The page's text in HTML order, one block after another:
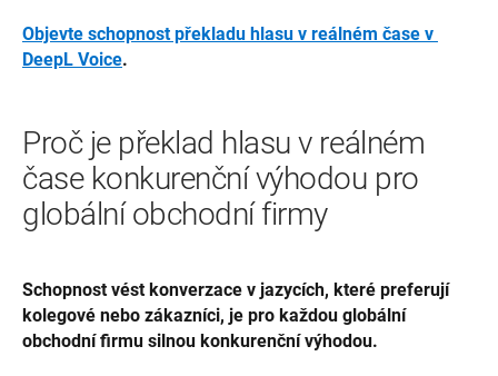
Objevte schopnost překladu hlasu v reálném čase v
DeepL Voice.
Proč je překlad hlasu v reálném
čase konkurenční výhodou pro
globální obchodní firmy
Schopnost vést konverzace v jazycích, které preferují
kolegové nebo zákazníci, je pro každou globální
obchodní firmu silnou konkurenční výhodou.